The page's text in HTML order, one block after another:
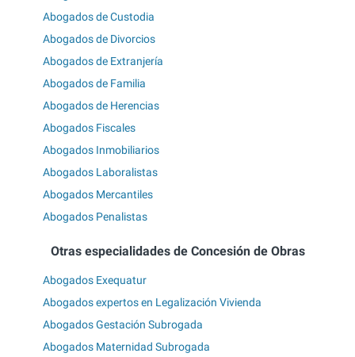
Abogados de Custodia
Abogados de Divorcios
Abogados de Extranjería
Abogados de Familia
Abogados de Herencias
Abogados Fiscales
Abogados Inmobiliarios
Abogados Laboralistas
Abogados Mercantiles
Abogados Penalistas
Otras especialidades de Concesión de Obras
Abogados Exequatur
Abogados expertos en Legalización Vivienda
Abogados Gestación Subrogada
Abogados Maternidad Subrogada